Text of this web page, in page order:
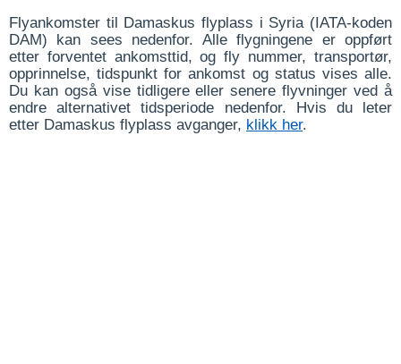
Flyankomster til Damaskus flyplass i Syria (IATA-koden
DAM) kan sees nedenfor. Alle flygningene er oppført
etter forventet ankomsttid, og fly nummer, transportør,
opprinnelse, tidspunkt for ankomst og status vises alle.
Du kan også vise tidligere eller senere flyvninger ved å
endre alternativet tidsperiode nedenfor. Hvis du leter
etter Damaskus flyplass avganger, klikk her.